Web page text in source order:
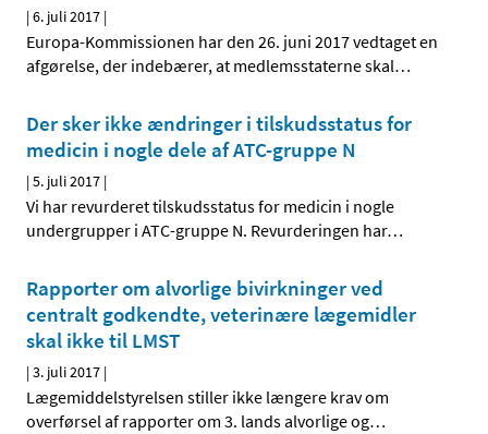
|6. juli 2017 |
Europa-Kommissionen har den 26. juni 2017 vedtaget en
afgørelse, der indebærer, at medlemsstaterne skal…
Der sker ikke ændringer i tilskudsstatus for
medicin i nogle dele af ATC-gruppe N
|5. juli 2017 |
Vi har revurderet tilskudsstatus for medicin i nogle
undergrupper i ATC-gruppe N. Revurderingen har…
Rapporter om alvorlige bivirkninger ved
centralt godkendte, veterinære lægemidler
skal ikke til LMST
|3. juli 2017 |
Lægemiddelstyrelsen stiller ikke længere krav om
overførsel af rapporter om 3. lands alvorlige og…